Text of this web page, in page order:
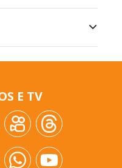
E TV